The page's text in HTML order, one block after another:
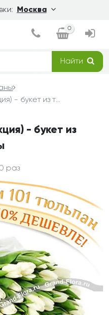
Москва
0
Найти
Вся моя нежность (Акция) - букет из тюльпанов + конфеты
- букет из
раз